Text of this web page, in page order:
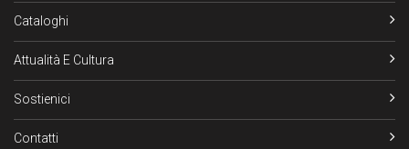
Cataloghi
Attualità E Cultura
Sostienici
Contatti